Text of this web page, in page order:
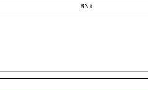
BNR